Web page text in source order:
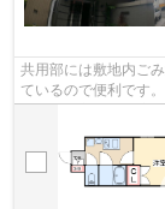
共用部には敷地内ご
ているので便利です
しい通風良好な環境